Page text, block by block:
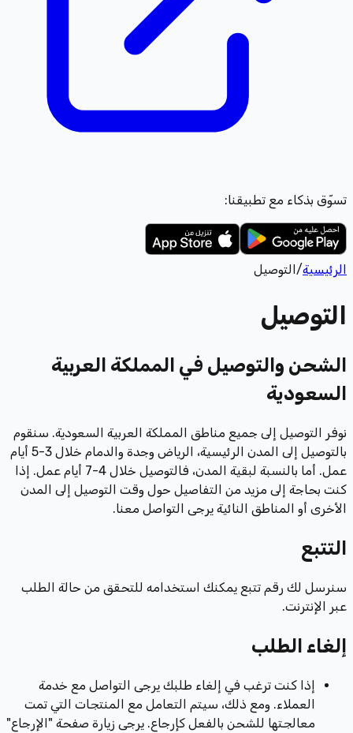
تسوّق بذكاء مع تطبيقنا:
الرئيسية/التوصيل
التوصيل
الشحن والتوصيل في المملكة العربية
السعودية
نوفر التوصيل إلى جميع مناطق المملكة العربية السعودية. سنقوم
بالتوصيل إلى المدن الرئيسية، الرياض وجدة والدمام خلال 3-5 أيام
عمل. أما بالنسبة لبقية المدن، فالتوصيل خلال 4-7 أيام عمل. إذا
كنت بحاجة إلى مزيد من التفاصيل حول وقت التوصيل إلى المدن
الأخرى أو المناطق النائية يرجى التواصل معنا.
التتبع
سنرسل لك رقم تتبع يمكنك استخدامه للتحقق من حالة الطلب
عبر الإنترنت.
إلغاء الطلب
إذا كنت ترغب في إلغاء طلبك يرجى التواصل مع خدمة
العملاء. ومع ذلك، سيتم التعامل مع المنتجات التي تمت
معالجتها للشحن بالفعل كإرجاع. يرجى زيارة صفحة "الإرجاع"